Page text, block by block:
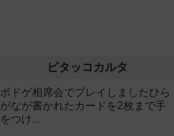
ピタッコカルタ
ボドゲ相席会でプレイしましたひら
がなが書かれたカードを2枚まで手
をつけ...